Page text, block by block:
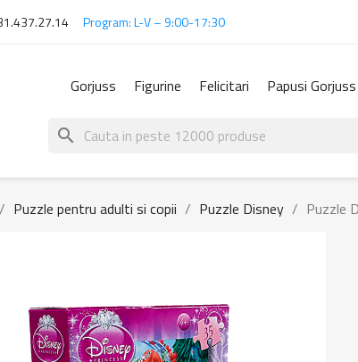
Program: L-V – 9:00-17:30
Gorjuss Figurine Felicitari Papusi Gorjuss
search
Puzzle pentru adulti si copii Puzzle Disney Puzzle